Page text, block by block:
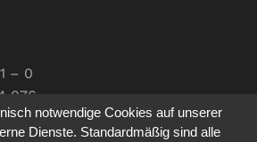
– 0
076
notwendige Cookies auf unserer
Dienste. Standardmäßig sind alle